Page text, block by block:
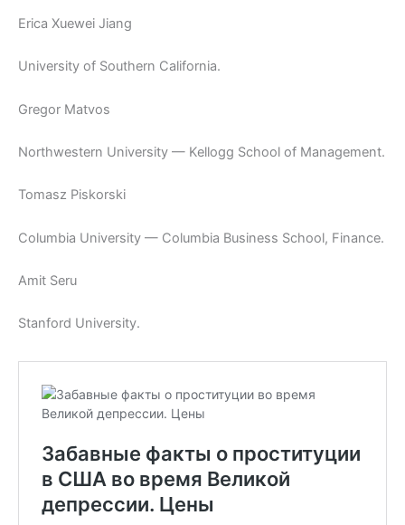
Erica Xuewei Jiang
University of Southern California.
Gregor Matvos
Northwestern University — Kellogg School of Management.
Tomasz Piskorski
Columbia University — Columbia Business School, Finance.
Amit Seru
Stanford University.